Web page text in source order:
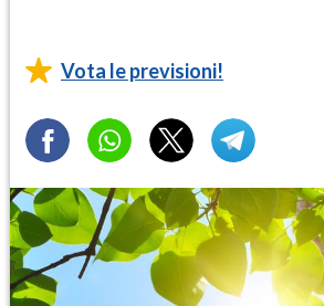
Vota le previsioni!